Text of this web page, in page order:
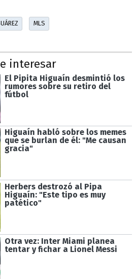
MLS
interesar
El Pipita Higuaín desmintió los
rumores sobre su retiro del
fútbol
Higuaín habló sobre los memes
que se burlan de él: "Me causan
gracia"
Herbers destrozó al Pipa
Higuaín: "Este tipo es muy
patético"
Otra vez: Inter Miami planea
tentar y fichar a Lionel Messi